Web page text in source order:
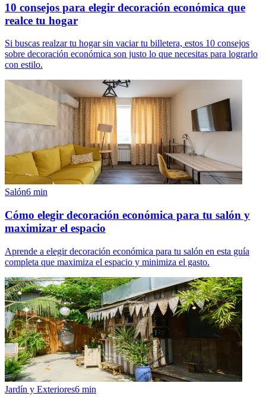
10 consejos para elegir decoración económica que
realce tu hogar
Si buscas realzar tu hogar sin vaciar tu billetera, estos 10 consejos
sobre decoración económica son justo lo que necesitas para lograrlo
con estilo.
Salón6 min
Cómo elegir decoración económica para tu salón y
maximizar el espacio
Aprende a elegir decoración económica para tu salón en esta guía
completa que maximiza el espacio y minimiza el gasto.
Jardín y Exteriores6 min